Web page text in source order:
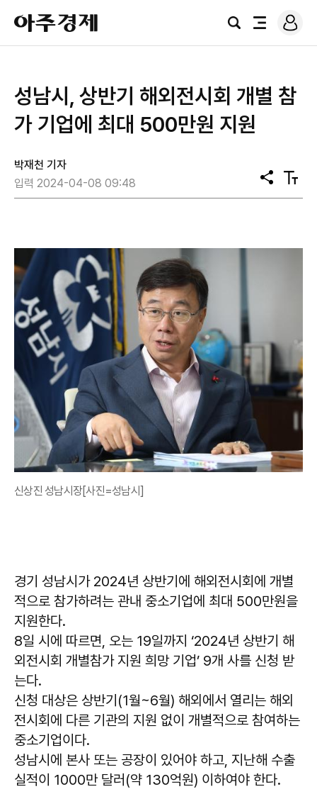
아
주
경
검
전
로
그
성남시, 상반기 해외전시회 개별 참
가 기업에 최대 500만원 지원
박재천 기자
입력 2024-04-08 09:48
공
유
텍
스
신상진 성남시장[사진=성남시]
경기 성남시가 2024년 상반기에 해외전시회에 개별
적으로 참가하려는 관내 중소기업에 최대 500만원을
지원한다.
8일 시에 따르면, 오는 19일까지 ‘2024년 상반기 해
외전시회 개별참가 지원 희망 기업’ 9개 사를 신청 받
는다.
신청 대상은 상반기(1월~6월) 해외에서 열리는 해외
전시회에 다른 기관의 지원 없이 개별적으로 참여하는
중소기업이다.
성남시에 본사 또는 공장이 있어야 하고, 지난해 수출
실적이 1000만 달러(약 130억원) 이하여야 한다.